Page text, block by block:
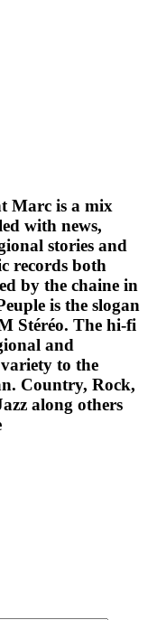
Marc is a mix
with news,
stories and
records both
by the chaine in
is the slogan
Stéréo. The hi-fi
and
to the
Country, Rock,
along others